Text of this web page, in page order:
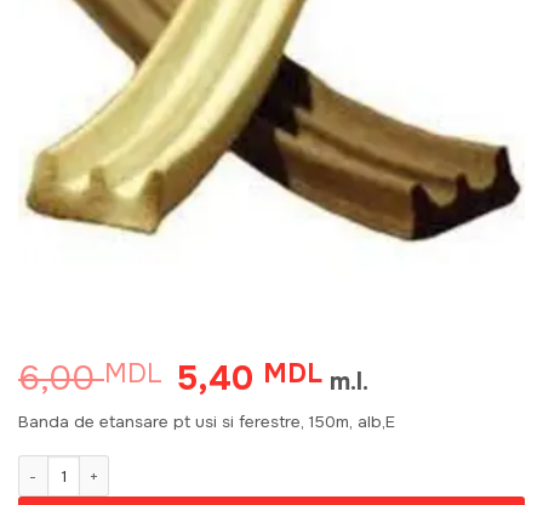
6,00MDL Prețul
inițial
a
5,40 MDLPrețul
curent
este:
m.l.
Banda de etansare pt usi si ferestre, 150m, alb,E